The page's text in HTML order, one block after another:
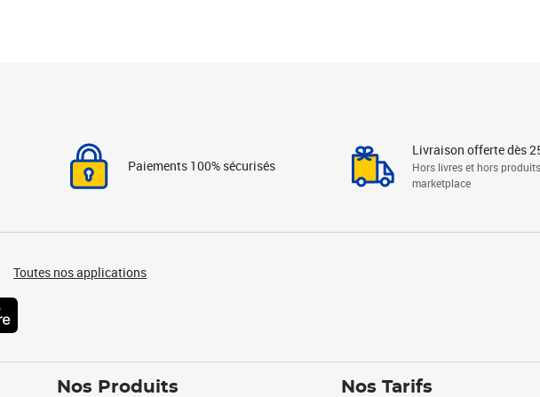
Paiements 100% sécurisés
Livraison offerte dès
Hors livres et hors produits
marketplace
Toutes nos applications
Nos Produits Nos Tarifs